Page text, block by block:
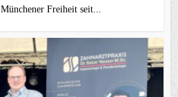
Freiheit seit...